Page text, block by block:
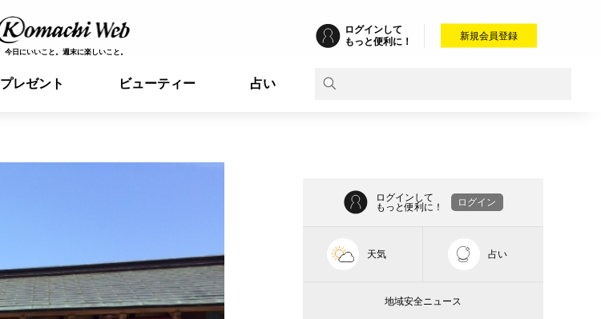
今日にいいこと。週末に楽しいこと。
ログインして
もっと便利に！
新規会員登録
プレゼント ビューティー 占い
ログインして
もっと便利に！
ログイン
天気 占い
地域安全ニュース